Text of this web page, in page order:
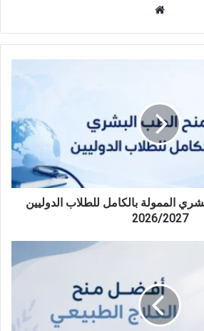
الممولة بالكامل للطلاب الدوليين
2026/2027